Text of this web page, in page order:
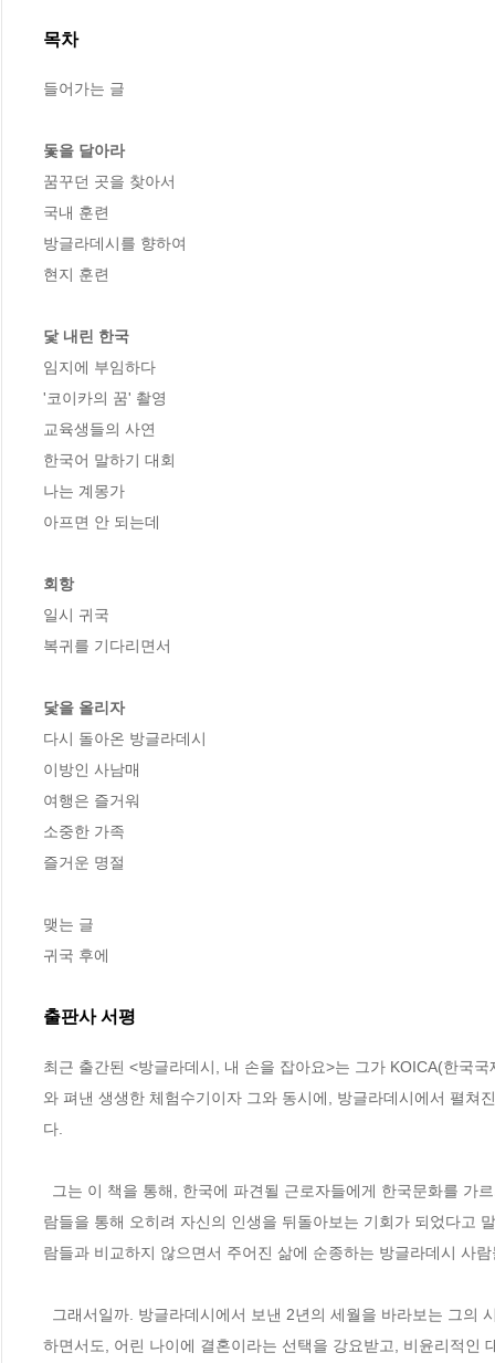
목차
들어가는 글
돛을 달아라
꿈꾸던 곳을 찾아서
국내 훈련
방글라데시를 향하여
현지 훈련
닻 내린 한국
임지에 부임하다
'코이카의 꿈' 촬영
교육생들의 사연
한국어 말하기 대회
나는 계몽가
아프면 안 되는데
회항
일시 귀국
복귀를 기다리면서
닻을 올리자
다시 돌아온 방글라데시
이방인 사남매
여행은 즐거워
소중한 가족
즐거운 명절
맺는 글
귀국 후에
출판사 서평
최근 출간된 <방글라데시, 내 손을 잡아요>는 그가 KOICA(한국
와 펴낸 생생한 체험수기이자 그와 동시에, 방글라데시에서 펼쳐
다.
람들을 통해 오히려 자신의 인생을 뒤돌아보는 기회가 되었다고
람들과 비교하지 않으면서 주어진 삶에 순종하는 방글라데시 사
하면서도, 어린 나이에 결혼이라는 선택을 강요받고, 비윤리적인